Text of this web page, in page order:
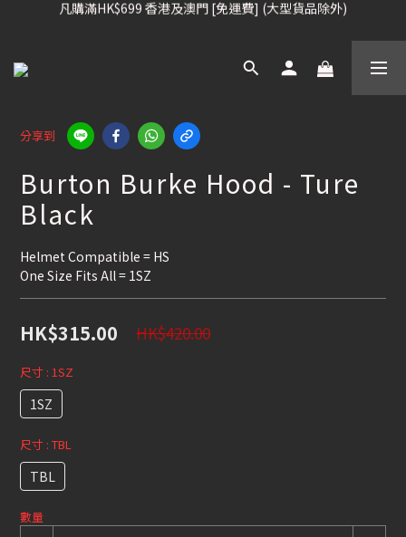
凡購滿HK$699 香港及澳門 [免運費] (大型貨品除外)
凡購滿HK$699 香港及澳門 [免運費] (大型貨品除外)
滑雪板, 固定器, 滑雪靴, 護目鏡 頭盔 , 85折 / 其他滑雪用品 75折
凡購滿HK$699 香港及澳門 [免運費] (大型貨品除外)
分享到
Burton Burke Hood - Ture
Black
Helmet Compatible = HS
One Size Fits All = 1SZ
HK$315.00 HK$420.00
尺寸 : 1SZ
1SZ
尺寸 : TBL
TBL
數量